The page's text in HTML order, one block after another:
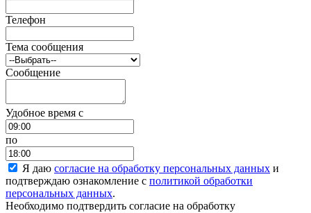
Телефон
Тема сообщения
Сообщение
Удобное время c
по
Я даю согласие на обработку персональных данных и
подтверждаю ознакомление с политикой обработки
персональных данных.
Необходимо подтвердить согласие на обработку